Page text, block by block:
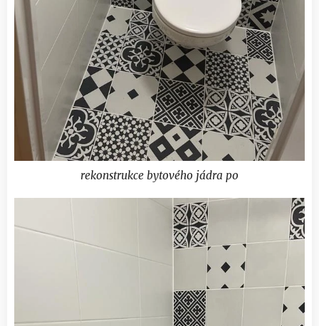
rekonstrukce bytového jádra po